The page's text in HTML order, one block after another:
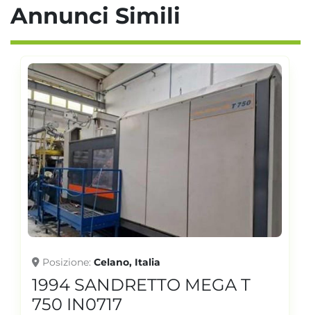
Annunci Simili
Posizione Celano, Italia
1994 SANDRETTO MEGA T
750 IN0717